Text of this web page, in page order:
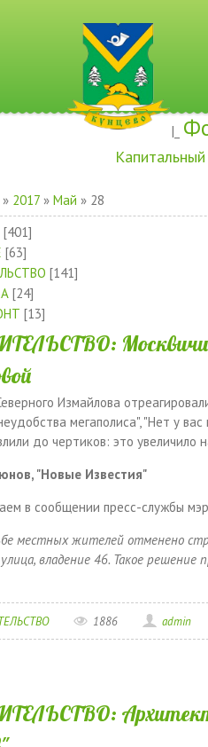
|_
» 2017 » Май » 28
[401]
[63]
[141]
[24]
[13]
Москвичи
Измайлова
мегаполиса", "Нет у
до чертиков: это увеличило
"Новые Известия"
в сообщении пресс-службы
местных жителей отменено
владение 46. Такое
1886 admin